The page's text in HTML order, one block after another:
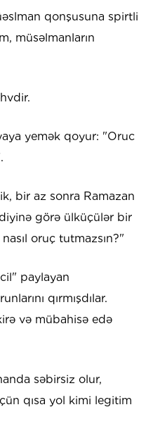
qonşusuna spirtli
müsəlmanların
yemək qoyur: "Oruc
bir az sonra Ramazan
görə ülküçülər bir
oruç tutmazsın?"
paylayan
qırmışdılar.
və mübahisə edə
səbirsiz olur,
qısa yol kimi legitim